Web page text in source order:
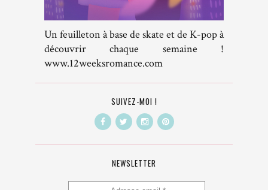
Un feuilleton à base de skate et de K-pop à
découvrir chaque semaine !
www.12weeksromance.com
SUIVEZ-MOI !
NEWSLETTER